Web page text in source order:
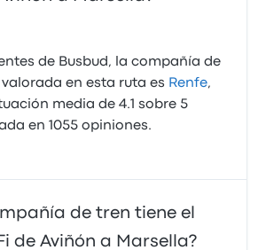
de Busbud, la compañía de
en esta ruta es Renfe,
media de 4.1 sobre 5
en 1055 opiniones.
de tren tiene el
de Aviñón a Marsella?